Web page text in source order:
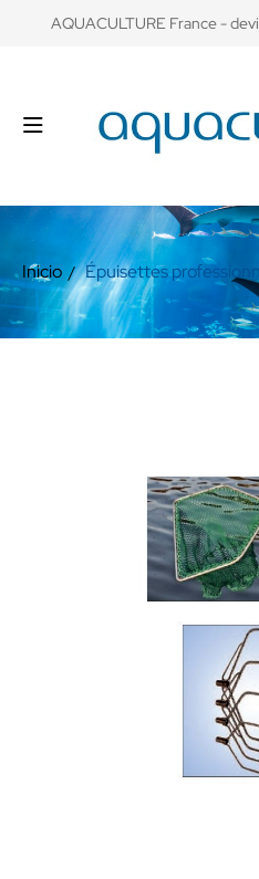
​AQUACULTURE France -
Inicio Épuisettes